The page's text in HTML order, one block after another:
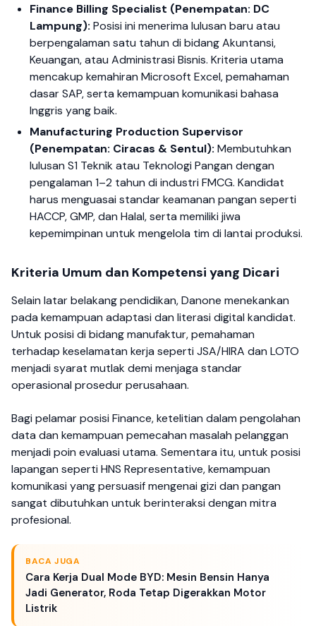
Finance Billing Specialist (Penempatan: DC
Lampung): Posisi ini menerima lulusan baru atau
berpengalaman satu tahun di bidang Akuntansi,
Keuangan, atau Administrasi Bisnis. Kriteria utama
mencakup kemahiran Microsoft Excel, pemahaman
dasar SAP, serta kemampuan komunikasi bahasa
Inggris yang baik.
Manufacturing Production Supervisor
(Penempatan: Ciracas & Sentul): Membutuhkan
lulusan S1 Teknik atau Teknologi Pangan dengan
pengalaman 1–2 tahun di industri FMCG. Kandidat
harus menguasai standar keamanan pangan seperti
HACCP, GMP, dan Halal, serta memiliki jiwa
kepemimpinan untuk mengelola tim di lantai produksi.
Kriteria Umum dan Kompetensi yang Dicari
Selain latar belakang pendidikan, Danone menekankan
pada kemampuan adaptasi dan literasi digital kandidat.
Untuk posisi di bidang manufaktur, pemahaman
terhadap keselamatan kerja seperti JSA/HIRA dan LOTO
menjadi syarat mutlak demi menjaga standar
operasional prosedur perusahaan.
Bagi pelamar posisi Finance, ketelitian dalam pengolahan
data dan kemampuan pemecahan masalah pelanggan
menjadi poin evaluasi utama. Sementara itu, untuk posisi
lapangan seperti HNS Representative, kemampuan
komunikasi yang persuasif mengenai gizi dan pangan
sangat dibutuhkan untuk berinteraksi dengan mitra
profesional.
BACA JUGA
Cara Kerja Dual Mode BYD: Mesin Bensin Hanya
Jadi Generator, Roda Tetap Digerakkan Motor
Listrik